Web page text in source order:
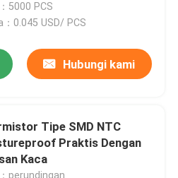
5000 PCS
：0.045 USD/ PCS
Hubungi kami
Tipe SMD NTC
Praktis Dengan
Kaca
perundingan